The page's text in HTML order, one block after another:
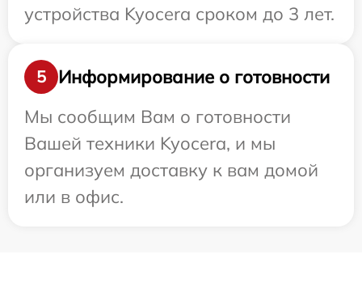
устройства Kyocera сроком до 3 лет.
5
Информирование о готовности
Мы сообщим Вам о готовности
Вашей техники Kyocera, и мы
организуем доставку к вам домой
или в офис.